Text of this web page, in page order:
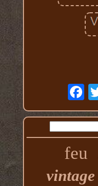
feu
vintage